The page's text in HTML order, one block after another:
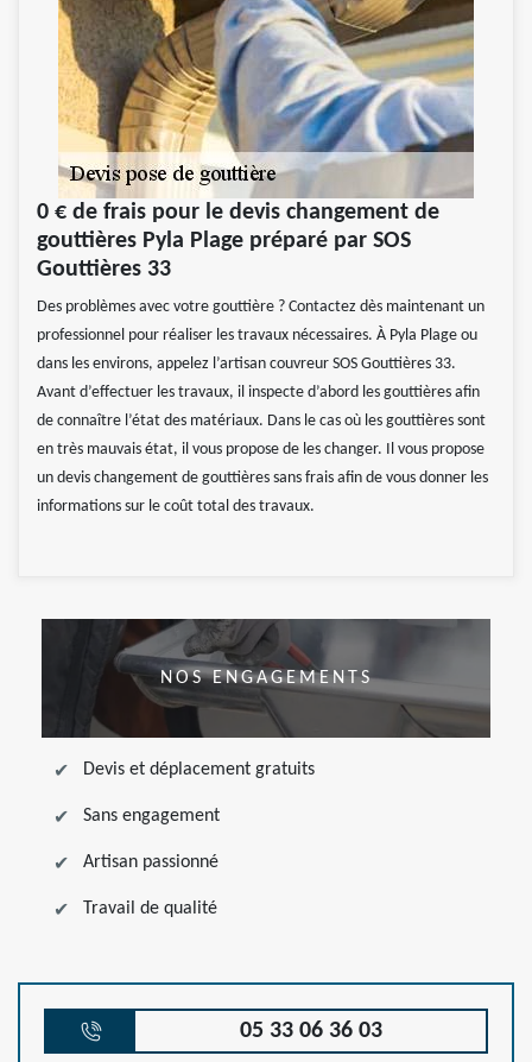
0 € de frais pour le devis changement de
gouttières Pyla Plage préparé par SOS
Gouttières 33
Des problèmes avec votre gouttière ? Contactez dès maintenant un
professionnel pour réaliser les travaux nécessaires. À Pyla Plage ou
dans les environs, appelez l’artisan couvreur SOS Gouttières 33.
Avant d’effectuer les travaux, il inspecte d’abord les gouttières afin
de connaître l’état des matériaux. Dans le cas où les gouttières sont
en très mauvais état, il vous propose de les changer. Il vous propose
un devis changement de gouttières sans frais afin de vous donner les
informations sur le coût total des travaux.
NOS ENGAGEMENTS
Devis et déplacement gratuits
Sans engagement
Artisan passionné
Travail de qualité
05 33 06 36 03